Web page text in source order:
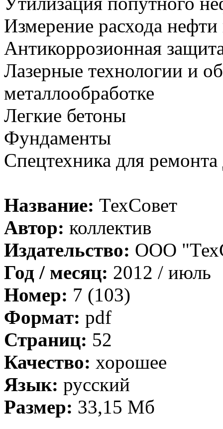
Измерение расхода нефти
Антикоррозионная
Лазерные технологии и
металлообработке
Легкие бетоны
Фундаменты
Спецтехника для ремонта
Название: ТехСовет
Автор: коллектив
Издательство: ООО
Год / месяц: 2012 / июль
Номер: 7 (103)
Формат: pdf
Страниц: 52
Качество: хорошее
Язык: русский
Размер: 33,15 Мб